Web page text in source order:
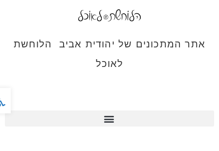
אתר המתכונים של יהודית אביב הלוחשת
לאוכל